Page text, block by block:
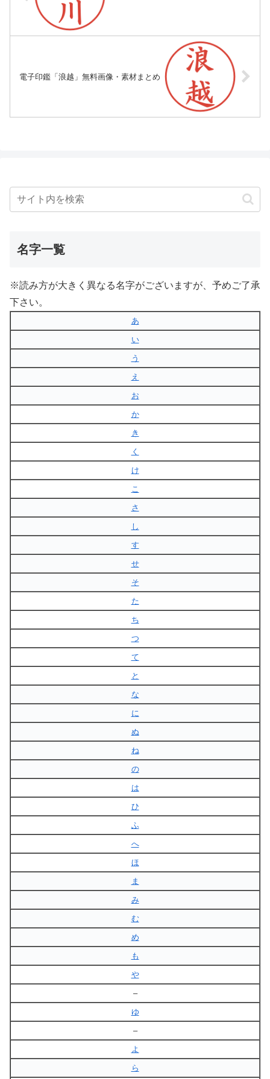
電子印鑑「浪越」無料画像・素材まとめ
名字一覧
※読み方が大きく異なる名字がございますが、予めご了承
下さい。
あ
い
う
え
お
か
き
く
け
こ
さ
し
す
せ
そ
た
ち
つ
て
と
な
に
ぬ
ね
の
は
ひ
ふ
へ
ほ
ま
み
む
め
も
や
–
ゆ
–
よ
ら